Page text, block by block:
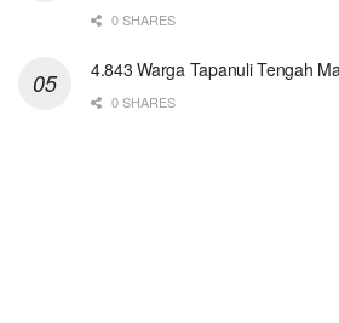
0 SHARES
4.843 Warga Tapanuli Tengah
0 SHARES